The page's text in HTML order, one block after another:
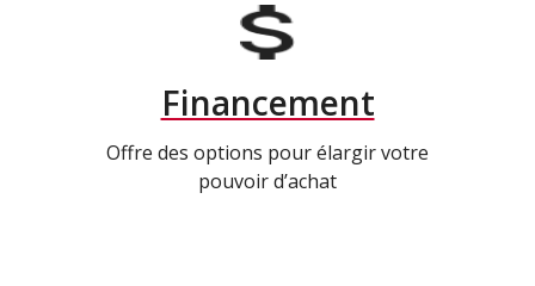
Financement
Offre des options pour élargir votre
pouvoir d’achat